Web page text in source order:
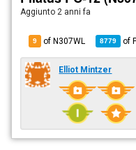
Aggiunto 2 anni fa
9 of N307WL 8779 of
Elliot Mintzer